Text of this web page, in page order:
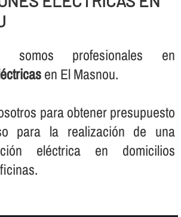
somos profesionales en
en El Masnou.
para obtener presupuesto
para la realización de una
eléctrica en domicilios